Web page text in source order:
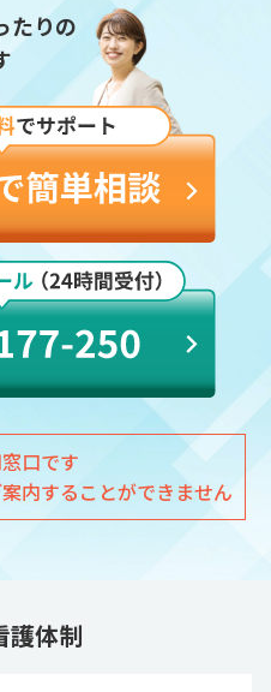
たりの
口です
内することができません
護体制